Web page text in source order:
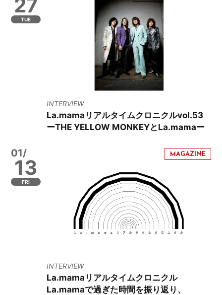
27
TUE
INTERVIEW
La.mamaリアルタイムクロニクルvol.53
ーTHE YELLOW MONKEYとLa.mamaー
01/
13
FRI
INTERVIEW
La.mamaリアルタイムクロニクル
La.mamaで過ぎた時間を振り返り、